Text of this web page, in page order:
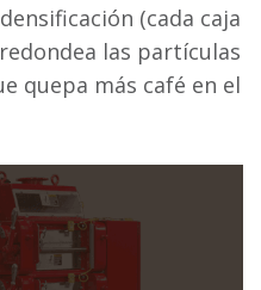
(cada caja
las partículas
quepa más café en el